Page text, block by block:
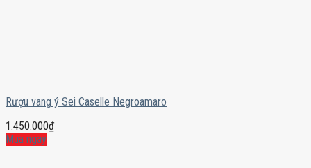
Rượu vang ý Sei Caselle Negroamaro
1.450.000₫
Mua ngay